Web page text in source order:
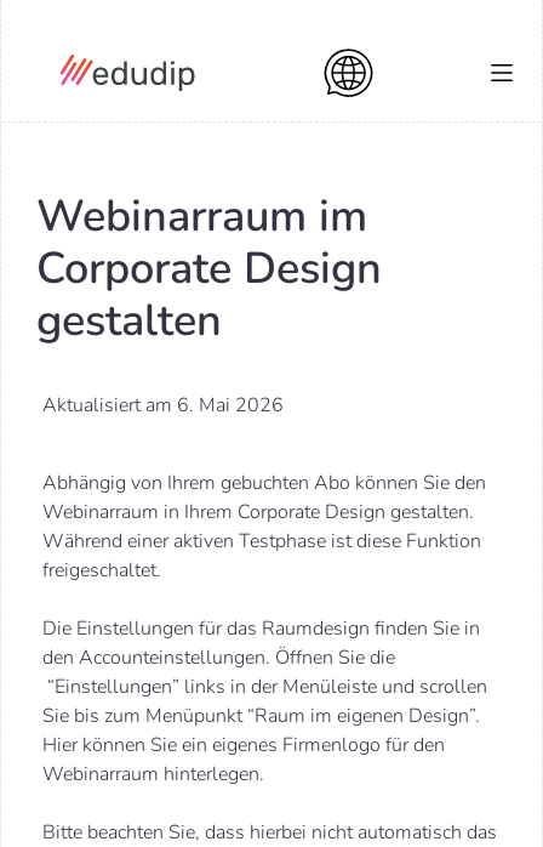
Webinarraum im
Corporate Design
gestalten
Aktualisiert am 6. Mai 2026
Abhängig von Ihrem gebuchten Abo können Sie den
Webinarraum in Ihrem Corporate Design gestalten.
Während einer aktiven Testphase ist diese Funktion
freigeschaltet.
Die Einstellungen für das Raumdesign finden Sie in
den Accounteinstellungen. Öffnen Sie die
“Einstellungen” links in der Menüleiste und scrollen
Sie bis zum Menüpunkt “Raum im eigenen Design”.
Hier können Sie ein eigenes Firmenlogo für den
Webinarraum hinterlegen.
Bitte beachten Sie, dass hierbei nicht automatisch das